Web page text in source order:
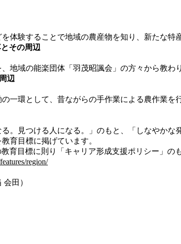
体験することで地域の農産物を知り、新たな特
その周辺
地域の能楽団体「羽茂昭諷会」の方々から教わ
辺
一環として、昔ながらの手作業による農作業を
。見つける人になる。」のもと、「しなやか
育目標に掲げています。
育目標に則り「キャリア形成支援ポリシー」の
region/
田）